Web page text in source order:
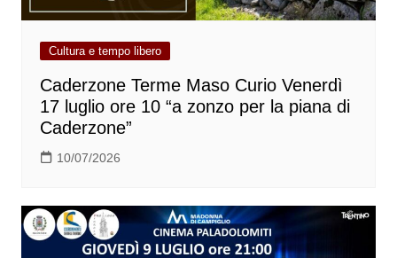
Cultura e tempo libero
Caderzone Terme Maso Curio Venerdì
17 luglio ore 10 “a zonzo per la piana di
Caderzone”
10/07/2026